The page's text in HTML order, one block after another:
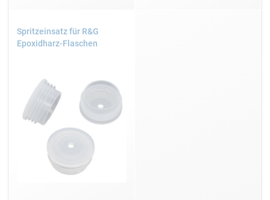
Spritzeinsatz für R&G
Epoxidharz-Flaschen